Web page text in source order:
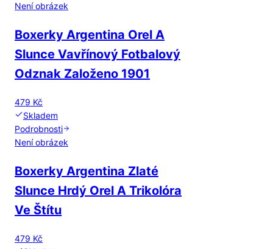
Není obrázek
Boxerky Argentina Orel A
Slunce Vavřínový Fotbalový
Odznak Založeno 1901
479 Kč
Skladem
Podrobnosti
Není obrázek
Boxerky Argentina Zlaté
Slunce Hrdý Orel A Trikolóra
Ve Štítu
479 Kč